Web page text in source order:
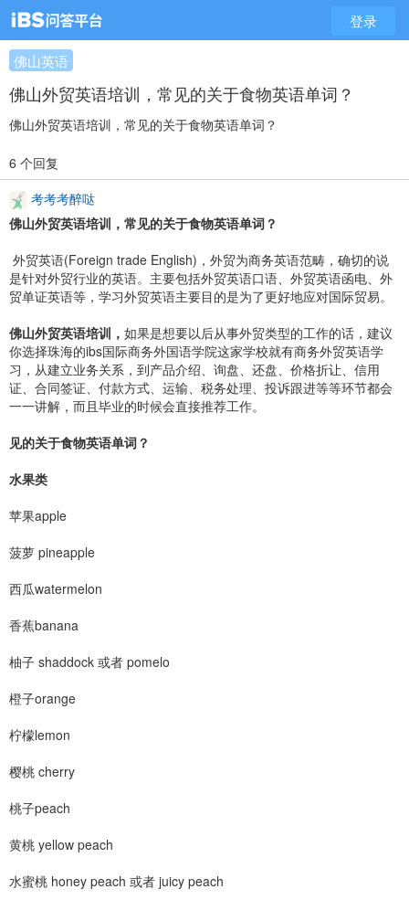
登录
佛山英语
佛山外贸英语培训，常见的关于食物英语单词？
佛山外贸英语培训，常见的关于食物英语单词？
6 个回复
考考考醉哒
佛山外贸英语培训，常见的关于食物英语单词？
外贸英语(Foreign trade English)，外贸为商务英语范畴，确切的说
是针对外贸行业的英语。主要包括外贸英语口语、外贸英语函电、外
贸单证英语等，学习外贸英语主要目的是为了更好地应对国际贸易。
佛山外贸英语培训， 如果是想要以后从事外贸类型的工作的话，建议
你选择珠海的ibs国际商务外国语学院这家学校就有商务外贸英语学
习，从建立业务关系，到产品介绍、询盘、还盘、价格折让、信用
证、合同签证、付款方式、运输、税务处理、投诉跟进等等环节都会
一一讲解，而且毕业的时候会直接推荐工作。
见的关于食物英语单词？
水果类
苹果apple
菠萝 pineapple
西瓜watermelon
香蕉banana
柚子 shaddock 或者 pomelo
橙子orange
柠檬lemon
樱桃 cherry
桃子peach
黄桃 yellow peach
水蜜桃 honey peach 或者 juicy peach